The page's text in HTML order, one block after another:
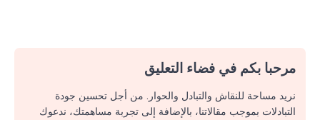
مرحبا بكم في فضاء التعليق
نريد مساحة للنقاش والتبادل والحوار. من أجل تحسين جودة
التبادلات بموجب مقالاتنا، بالإضافة إلى تجربة مساهمتك، ندعوك